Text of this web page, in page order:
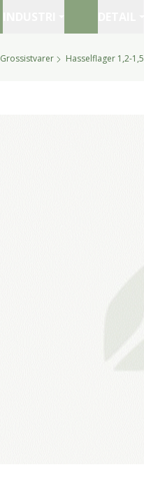
Grossistvarer Hasselflager 1,2-1,5